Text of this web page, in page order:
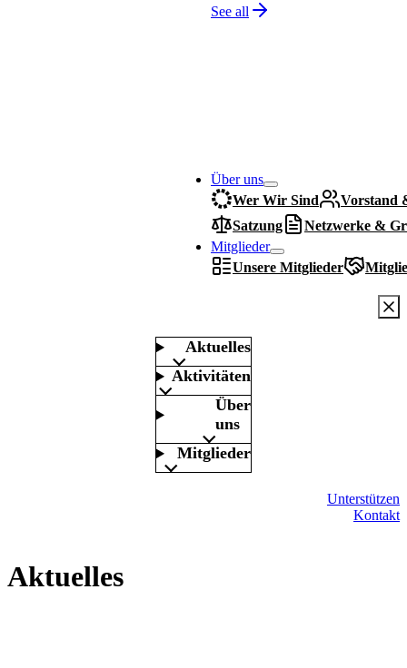
See all
Über uns
Wer Wir Sind
Vorstand
Satzung
Netzwerke &
Mitglieder
Unsere Mitglieder
Aktuelles
Aktivitäten
Über
uns
Mitglieder
Unterstützen
Kontakt
Aktuelles